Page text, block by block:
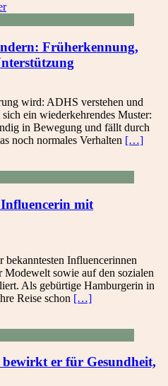
Früherkennung,
wird: ADHS verstehen und
ein wiederkehrendes Muster:
in Bewegung und fällt durch
noch normales Verhalten […]
mit
Influencerinnen
Modewelt sowie auf den sozialen
Als gebürtige Hamburgerin in
Reise schon […]
er für Gesundheit,